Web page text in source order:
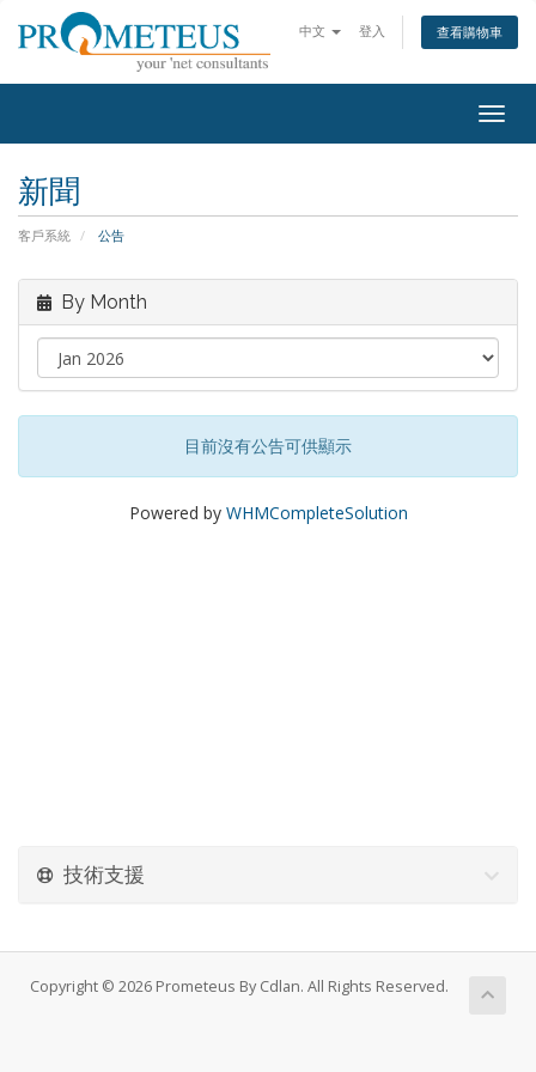
中文 登入 查看購物車
新聞
客戶系統 公告
By Month
目前沒有公告可供顯示
Powered by WHMCompleteSolution
技術支援
Copyright © 2026 Prometeus By Cdlan. All Rights Reserved.